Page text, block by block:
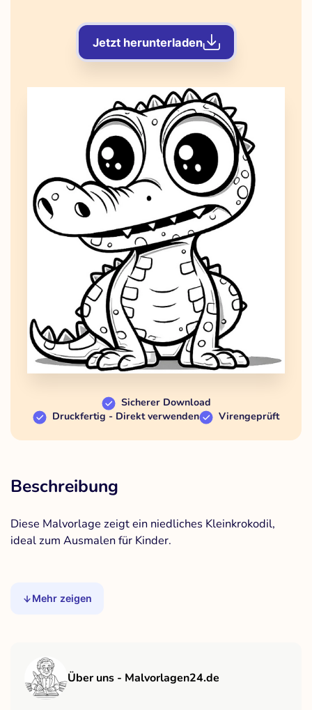
Jetzt herunterladen
Sicherer Download
Druckfertig - Direkt verwenden
Virengeprüft
Beschreibung
Diese Malvorlage zeigt ein niedliches Kleinkrokodil,
ideal zum Ausmalen für Kinder.
Mehr zeigen
Über uns - Malvorlagen24.de